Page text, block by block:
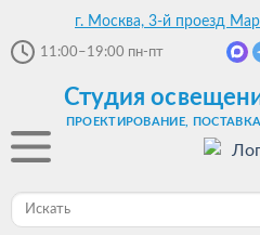
г. Москва, 3-й проезд
11:00–19:00 пн-пт
Студия
ПРОЕКТИРОВАНИЕ,